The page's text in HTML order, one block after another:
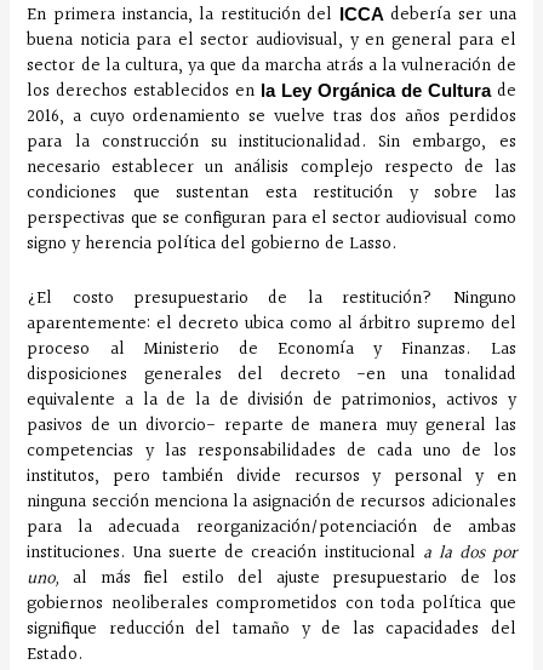
En primera instancia, la restitución del
ICCAdebería ser una
buena noticia para el sector audiovisual, y en general para el
sector de la cultura, ya que da marcha atrás a la vulneración de
los derechos establecidos en la Ley Orgánica de Culturade
2016, a cuyo ordenamiento se vuelve tras dos años perdidos
para la construcción su institucionalidad. Sin embargo, es
necesario establecer un análisis complejo respecto de las
condiciones que sustentan esta restitución y sobre las
perspectivas que se configuran para el sector audiovisual como
signo y herencia política del gobierno de Lasso.
¿El costo presupuestario de la restitución? Ninguno
aparentemente: el decreto ubica como al árbitro supremo del
proceso al Ministerio de Economía y Finanzas. Las
disposiciones generales del decreto -en una tonalidad
equivalente a la de la de división de patrimonios, activos y
pasivos de un divorcio- reparte de manera muy general las
competencias y las responsabilidades de cada uno de los
institutos, pero también divide recursos y personal y en
ninguna sección menciona la asignación de recursos adicionales
para la adecuada reorganización/potenciación de ambas
instituciones. Una suerte de creación institucional a la dos por
uno, al más fiel estilo del ajuste presupuestario de los
gobiernos neoliberales comprometidos con toda política que
signifique reducción del tamaño y de las capacidades del
Estado.